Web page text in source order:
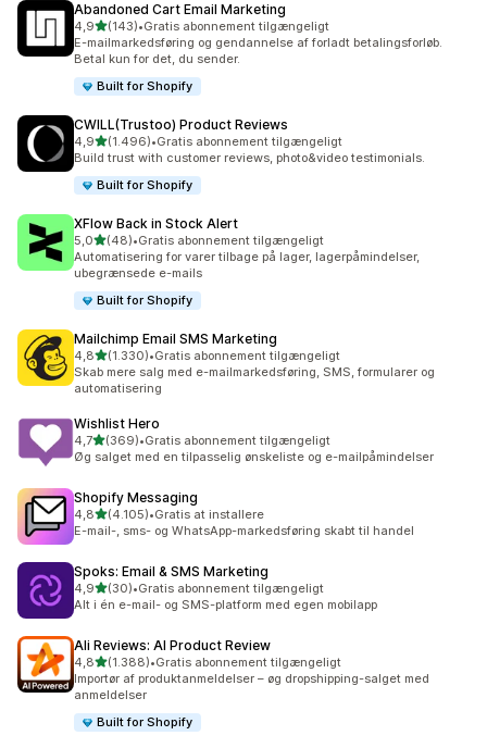
Abandoned Cart Email Marketing
4,9ud af 5 stjerner
(143)
143 anmeldelser i alt
•Gratis abonnement tilgængeligt
E-mailmarkedsføring og gendannelse af forladt betalingsforløb.
Betal kun for det, du sender.
Built for Shopify
CWILL(Trustoo) Product Reviews
4,9ud af 5 stjerner
(1.496)
1496 anmeldelser i alt
•Gratis abonnement tilgængeligt
Build trust with customer reviews, photo&video testimonials.
Built for Shopify
XFlow Back in Stock Alert
5,0ud af 5 stjerner
(48)
48 anmeldelser i alt
•Gratis abonnement tilgængeligt
Automatisering for varer tilbage på lager, lagerpåmindelser,
ubegrænsede e-mails
Built for Shopify
Mailchimp Email SMS Marketing
4,8ud af 5 stjerner
(1.330)
1330 anmeldelser i alt
•Gratis abonnement tilgængeligt
Skab mere salg med e-mailmarkedsføring, SMS, formularer og
automatisering
Wishlist Hero
4,7ud af 5 stjerner
(369)
369 anmeldelser i alt
•Gratis abonnement tilgængeligt
Øg salget med en tilpasselig ønskeliste og e-mailpåmindelser
Shopify Messaging
4,8ud af 5 stjerner
(4.105)
4105 anmeldelser i alt
•Gratis at installere
E-mail-, sms- og WhatsApp-markedsføring skabt til handel
Spoks: Email & SMS Marketing
4,9ud af 5 stjerner
(30)
30 anmeldelser i alt
•Gratis abonnement tilgængeligt
Alt i én e-mail- og SMS-platform med egen mobilapp
Ali Reviews: AI Product Review
4,8ud af 5 stjerner
(1.388)
1388 anmeldelser i alt
•Gratis abonnement tilgængeligt
Importør af produktanmeldelser – øg dropshipping-salget med
anmeldelser
Built for Shopify